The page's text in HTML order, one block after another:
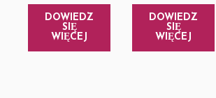
DOWIEDZ
SIĘ
WIĘCEJ
DOWIEDZ
SIĘ
WIĘCEJ